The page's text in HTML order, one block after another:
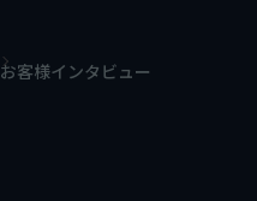
お客様インタビュー